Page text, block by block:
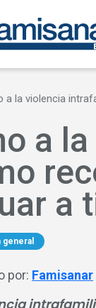
a la violencia
a
a
general
por: Famisanar